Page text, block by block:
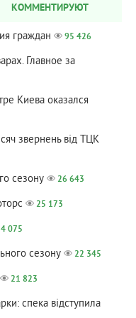
КОММЕНТИРУЮТ
граждан 95 426
Главное за
Киева оказался
звернень від ТЦК
сезону 26 643
25 173
075
сезону 22 345
21 823
спека відступила